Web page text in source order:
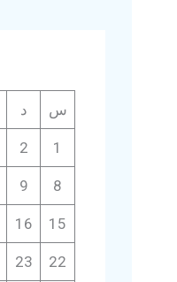
س
د
1
2
8
9
15
16
22
23